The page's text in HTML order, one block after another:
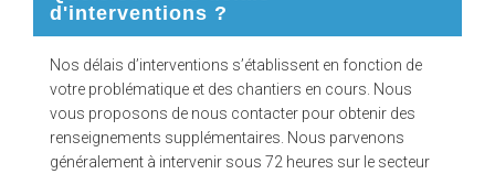
d'interventions ?
Nos délais d’interventions s’établissent en fonction de
votre problématique et des chantiers en cours. Nous
vous proposons de nous contacter pour obtenir des
renseignements supplémentaires. Nous parvenons
généralement à intervenir sous 72 heures sur le secteur